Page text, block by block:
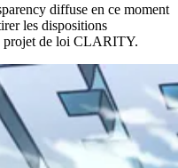
diffuse en ce moment
les dispositions
projet de loi CLARITY.